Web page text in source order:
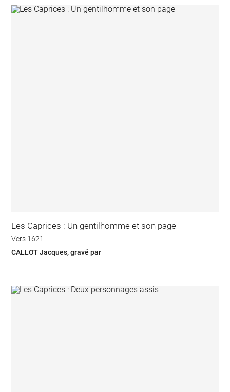
Les Caprices : Un gentilhomme et son page
Vers 1621
CALLOT Jacques, gravé par